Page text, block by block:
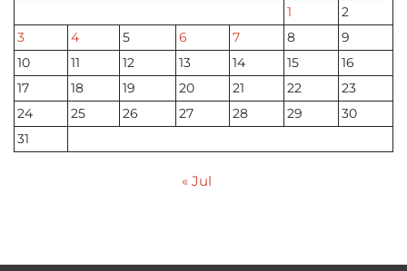
1
2
3
4 5 6 7 8
9
10
11 12 13 14 15
16
17
18 19 20 21 22
23
24
25 26 27 28 29
30
31
« Jul